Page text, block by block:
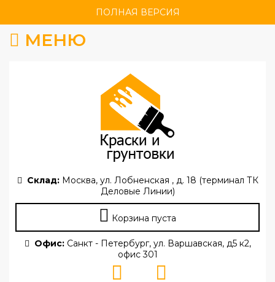
ПОЛНАЯ ВЕРСИЯ
МЕНЮ
Склад:Москва, ул. Лобненская , д. 18 (терминал ТК
Деловые Линии)
Корзина пуста
Офис:Санкт - Петербург, ул. Варшавская, д5 к2,
офис 301